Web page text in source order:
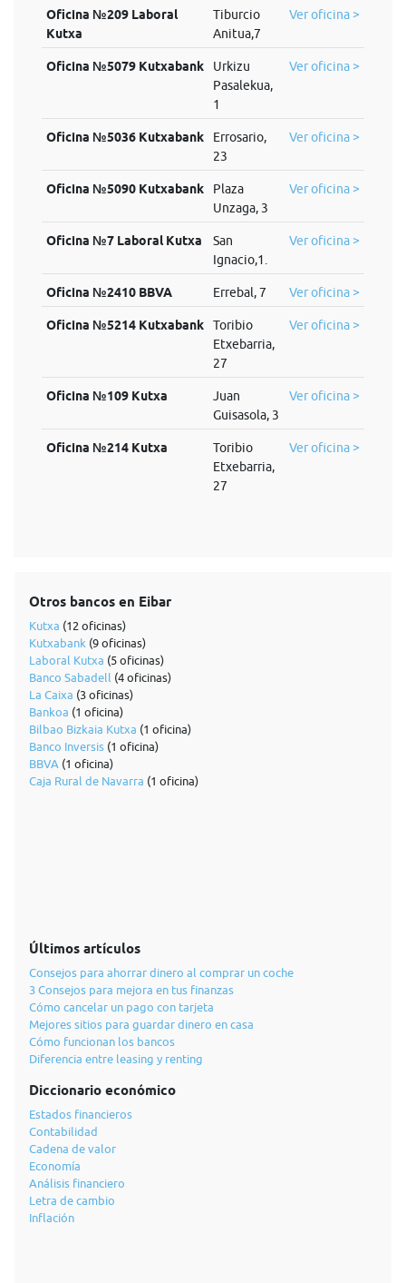
Oficina №209 Laboral
Kutxa
Tiburcio
Anitua,7
Ver oficina >
Oficina №5079 Kutxabank
Urkizu
Pasalekua,
1
Ver oficina >
Oficina №5036 Kutxabank
Errosario,
23
Ver oficina >
Oficina №5090 Kutxabank
Plaza
Unzaga, 3
Ver oficina >
Oficina №7 Laboral Kutxa
San
Ignacio,1.
Ver oficina >
Oficina №2410 BBVA Errebal, 7 Ver oficina >
Oficina №5214 Kutxabank
Toribio
Etxebarria,
27
Ver oficina >
Oficina №109 Kutxa
Juan
Guisasola, 3
Ver oficina >
Oficina №214 Kutxa
Toribio
Etxebarria,
27
Ver oficina >
Otros bancos en Eibar
Kutxa (12 oficinas)
Kutxabank (9 oficinas)
Laboral Kutxa (5 oficinas)
Banco Sabadell (4 oficinas)
La Caixa (3 oficinas)
Bankoa (1 oficina)
Bilbao Bizkaia Kutxa (1 oficina)
Banco Inversis (1 oficina)
BBVA (1 oficina)
Caja Rural de Navarra (1 oficina)
Últimos artículos
Consejos para ahorrar dinero al comprar un coche
3 Consejos para mejora en tus finanzas
Cómo cancelar un pago con tarjeta
Mejores sitios para guardar dinero en casa
Cómo funcionan los bancos
Diferencia entre leasing y renting
Diccionario económico
Estados financieros
Contabilidad
Cadena de valor
Economía
Análisis financiero
Letra de cambio
Inflación